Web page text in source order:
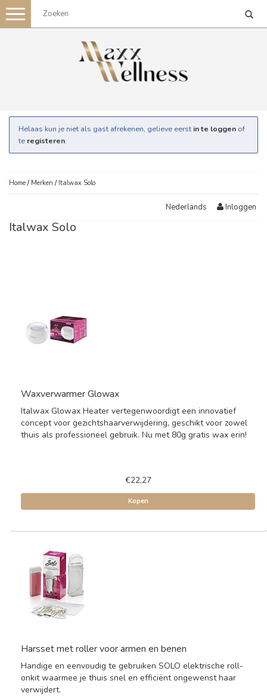
Toggle
navigation
Helaas kun je niet als gast afrekenen, gelieve eerst in te loggen of
te registeren.
Home / Merken / Italwax Solo
Nederlands Inloggen
Italwax Solo
Waxverwarmer Glowax
Italwax Glowax Heater vertegenwoordigt een innovatief
concept voor gezichtshaarverwijdering, geschikt voor zowel
thuis als professioneel gebruik. Nu met 80g gratis wax erin!
€22,27
Kopen
Harsset met roller voor armen en benen
Handige en eenvoudig te gebruiken SOLO elektrische roll-
onkit waarmee je thuis snel en efficiënt ongewenst haar
verwijdert.